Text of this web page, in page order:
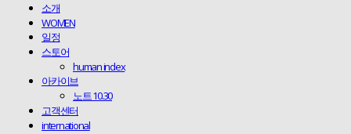
소개
WOMEN
일정
스토어
human index
아카이브
노트 10.30
고객센터
international